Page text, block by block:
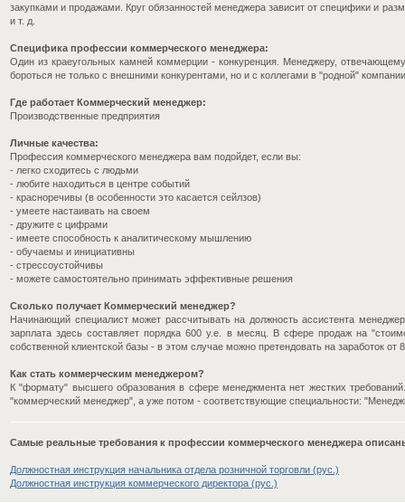
закупками и продажами. Круг обязанностей менеджера зависит от специфики и
и т. д.
Специфика профессии коммерческого менеджера:
Один из краеугольных камней коммерции - конкуренция. Менеджеру,
бороться не только с внешними конкурентами, но и с коллегами в "родной"
Где работает Коммерческий менеджер:
Производственные предприятия
Личные качества:
Профессия коммерческого менеджера вам подойдет, если вы:
- легко сходитесь с людьми
- любите находиться в центре событий
- красноречивы (в особенности это касается сейлзов)
- умеете настаивать на своем
- дружите с цифрами
- имеете способность к аналитическому мышлению
- обучаемы и инициативны
- стрессоустойчивы
- можете самостоятельно принимать эффективные решения
Сколько получает Коммерческий менеджер?
Начинающий специалист может рассчитывать на должность ассистента
зарплата здесь составляет порядка 600 у.е. в месяц. В сфере продаж на
собственной клиентской базы - в этом случае можно претендовать на заработок от
Как стать коммерческим менеджером?
К "формату" высшего образования в сфере менеджмента нет жестких
"коммерческий менеджер", а уже потом - соответствующие специальности:
Самые реальные требования к профессии коммерческого менеджера
Должностная инструкция начальника отдела розничной торговли (рус.)
Должностная инструкция коммерческого директора (рус.)